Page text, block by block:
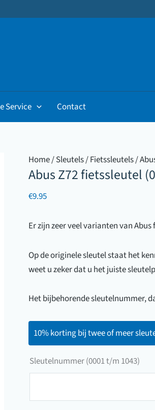
Service Contact
Home/Sleutels/Fietssleutels/
Abus Z72 fietssleutel
€9.95
Er zijn zeer veel varianten van
Op de originele sleutel staat het
weet u zeker dat u het juiste
Het bijbehorende sleutelnummer,
10% korting bij twee of meer
Sleutelnummer (0001 t/m 1043)